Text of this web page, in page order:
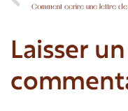
Laisser un